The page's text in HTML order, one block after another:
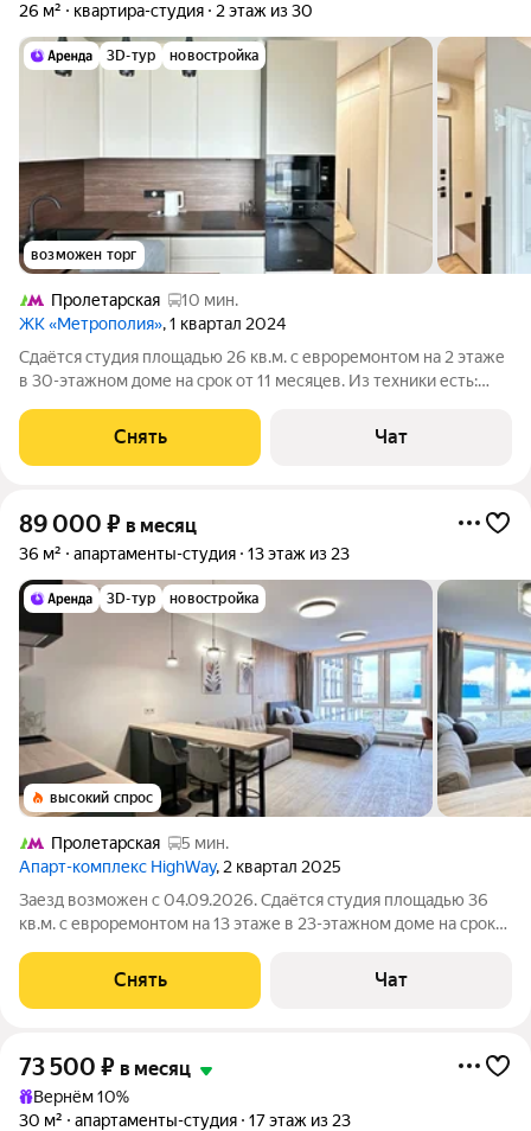
26 м²
квартира-студия 2 этаж из 30
3D-тур новостройка
возможен торг
Пролетарская
10 мин.
ЖК «Метрополия», 1 квартал 2024
Сдаётся студия площадью 26 кв.м. с евроремонтом на 2 этаже
в 30-этажном доме на срок от 11 месяцев. Из техники есть:
Посудомоечная машина Кондиционер Микроволновка Дом -
монолитный, окна
Снять Чат
89 000 ₽ в месяц
36 м² апартаменты-студия 13 этаж из 23
3D-тур новостройка
высокий спрос
Пролетарская
5 мин.
Апарт-комплекс HighWay, 2 квартал 2025
Заезд возможен с 04.09.2026. Сдаётся студия площадью 36
кв.м. с евроремонтом на 13 этаже в 23-этажном доме на срок
Стиральная машина Холодильник Посудомоечная машина
Снять Чат
73 500 ₽ в месяц
Вернём 10%
30 м²
апартаменты-студия 17 этаж из 23